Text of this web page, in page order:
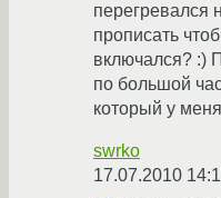
перегревался
прописать
включался? :)
по большой
который у
swrko
17.07.2010